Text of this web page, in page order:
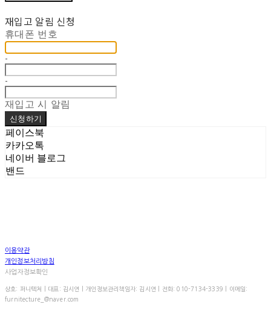
재입고 알림 신청
휴대폰 번호
-
-
재입고 시 알림
신청하기
페이스북
카카오톡
네이버 블로그
밴드
이용약관
개인정보처리방침
사업자정보확인
상호: 퍼니텍처 | 대표: 김시연 | 개인정보관리책임자: 김시연 | 전화: 010-7134-3339 | 이메일:
furnitecture_@naver.com